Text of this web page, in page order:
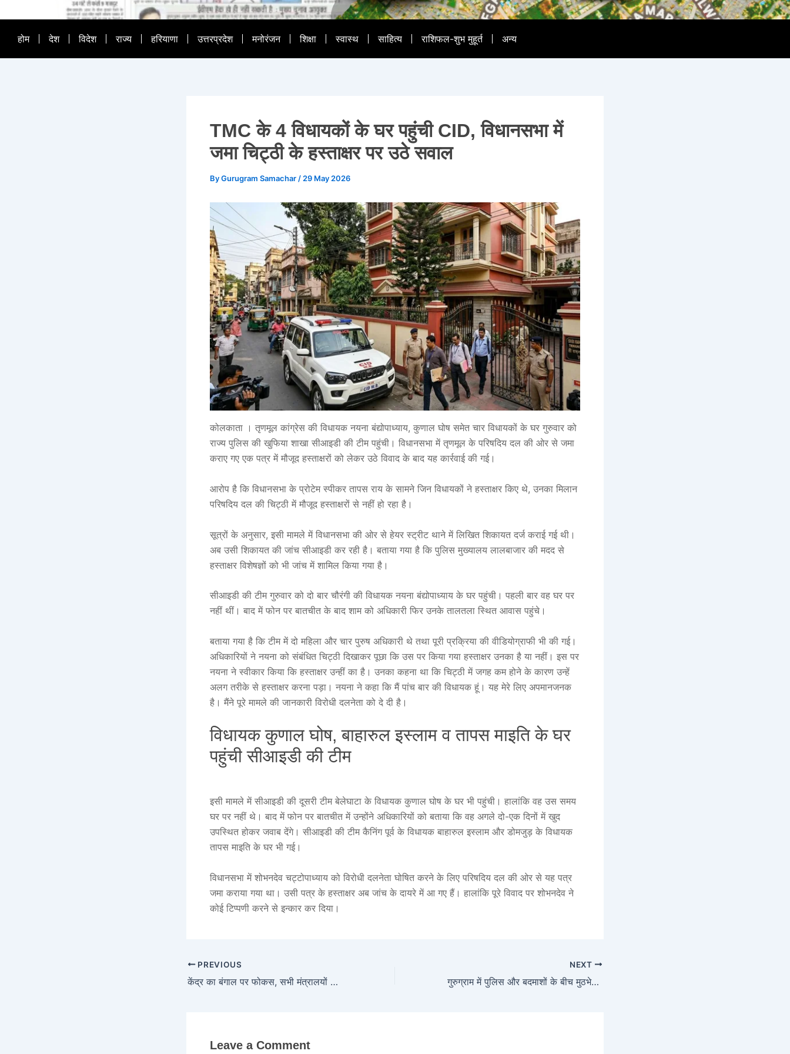
होम देश विदेश राज्य हरियाणा उत्तरप्रदेश मनोरंजन शिक्षा स्वास्थ साहित्य राशिफल-शुभ मुहूर्त अन्य
TMC के 4 विधायकों के घर पहुंची CID, विधानसभा में
जमा चिट्ठी के हस्ताक्षर पर उठे सवाल
ByGurugram Samachar / 29 May 2026
कोलकाता । तृणमूल कांग्रेस की विधायक नयना बंद्योपाध्याय, कुणाल घोष समेत चार विधायकों के घर गुरुवार को
राज्य पुलिस की खुफिया शाखा सीआइडी की टीम पहुंची। विधानसभा में तृणमूल के परिषदिय दल की ओर से जमा
कराए गए एक पत्र में मौजूद हस्ताक्षरों को लेकर उठे विवाद के बाद यह कार्रवाई की गई।
आरोप है कि विधानसभा के प्रोटेम स्पीकर तापस राय के सामने जिन विधायकों ने हस्ताक्षर किए थे, उनका मिलान
परिषदिय दल की चिट्ठी में मौजूद हस्ताक्षरों से नहीं हो रहा है।
सूत्रों के अनुसार, इसी मामले में विधानसभा की ओर से हेयर स्ट्रीट थाने में लिखित शिकायत दर्ज कराई गई थी।
अब उसी शिकायत की जांच सीआइडी कर रही है। बताया गया है कि पुलिस मुख्यालय लालबाजार की मदद से
हस्ताक्षर विशेषज्ञों को भी जांच में शामिल किया गया है।
सीआइडी की टीम गुरुवार को दो बार चौरंगी की विधायक नयना बंद्योपाध्याय के घर पहुंची। पहली बार वह घर पर
नहीं थीं। बाद में फोन पर बातचीत के बाद शाम को अधिकारी फिर उनके तालतला स्थित आवास पहुंचे।
बताया गया है कि टीम में दो महिला और चार पुरुष अधिकारी थे तथा पूरी प्रक्रिया की वीडियोग्राफी भी की गई।
अधिकारियों ने नयना को संबंधित चिट्ठी दिखाकर पूछा कि उस पर किया गया हस्ताक्षर उनका है या नहीं। इस पर
नयना ने स्वीकार किया कि हस्ताक्षर उन्हीं का है। उनका कहना था कि चिट्ठी में जगह कम होने के कारण उन्हें
अलग तरीके से हस्ताक्षर करना पड़ा। नयना ने कहा कि मैं पांच बार की विधायक हूं। यह मेरे लिए अपमानजनक
है। मैंने पूरे मामले की जानकारी विरोधी दलनेता को दे दी है।
विधायक कुणाल घोष, बाहारुल इस्लाम व तापस माइति के घर
पहुंची सीआइडी की टीम
इसी मामले में सीआइडी की दूसरी टीम बेलेघाटा के विधायक कुणाल घोष के घर भी पहुंची। हालांकि वह उस समय
घर पर नहीं थे। बाद में फोन पर बातचीत में उन्होंने अधिकारियों को बताया कि वह अगले दो-एक दिनों में खुद
उपस्थित होकर जवाब देंगे। सीआइडी की टीम कैनिंग पूर्व के विधायक बाहारुल इस्लाम और डोमजुड़ के विधायक
तापस माइति के घर भी गई।
विधानसभा में शोभनदेव चट्टोपाध्याय को विरोधी दलनेता घोषित करने के लिए परिषदिय दल की ओर से यह पत्र
जमा कराया गया था। उसी पत्र के हस्ताक्षर अब जांच के दायरे में आ गए हैं। हालांकि पूरे विवाद पर शोभनदेव ने
कोई टिप्पणी करने से इन्कार कर दिया।
PREVIOUS
केंद्र का बंगाल पर फोकस, सभी मंत्रालयों को फंड जारी रखने का निर्देश
NEXT
गुरुग्राम में पुलिस और बदमाशों के बीच मुठभेड़, गोली लगने से हिमांशु भाऊ गैंग के सदस्य घायल; दोनों गिरफ्तार
Leave a Comment